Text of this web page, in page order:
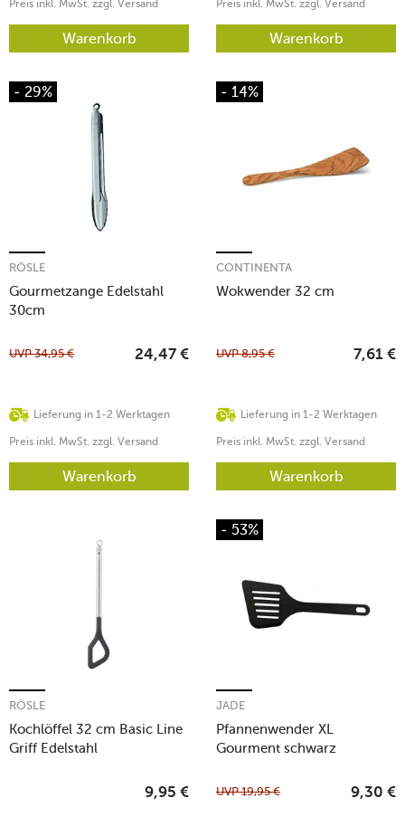
Preis inkl. MwSt. zzgl. Versand
Warenkorb
Preis inkl. MwSt. zzgl. Versand
Warenkorb
- 29%
Gourmetzange Edelstahl
30cm
RÖSLE
Lieferung in 1-2 Werktagen
UVP34,95 € 24,47 €
Preis inkl. MwSt. zzgl. Versand
Warenkorb
- 14%
Wokwender 32 cm
CONTINENTA
Lieferung in 1-2 Werktagen
UVP8,95 € 7,61 €
Preis inkl. MwSt. zzgl. Versand
Warenkorb
Kochlöffel 32 cm Basic Line
Griff Edelstahl
RÖSLE
9,95 €
- 53%
Pfannenwender XL
Gourment schwarz
JADE
UVP19,95 € 9,30 €